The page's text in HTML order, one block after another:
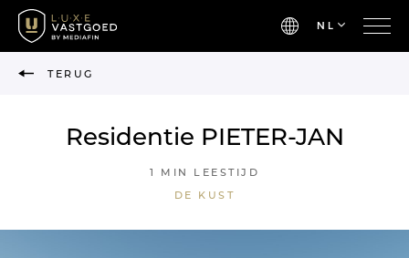
NL
TERUG
Residentie PIETER-JAN
1 MIN LEESTIJD
DE KUST